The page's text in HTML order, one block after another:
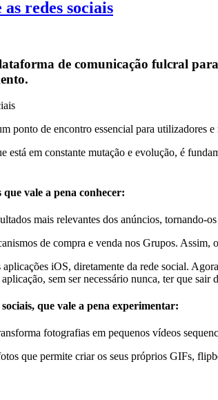
redes sociais
de comunicação fulcral
ponto de encontro essencial para
em constante mutação e evolução, é
que vale a pena conhecer:
mais relevantes dos anúncios, tornando-
de compra e venda nos Grupos.
iOS, diretamente da rede social.
sem ser necessário nunca, ter que sair
que vale a pena experimentar:
fotografias em pequenos vídeos
que permite criar os seus próprios GIFs,